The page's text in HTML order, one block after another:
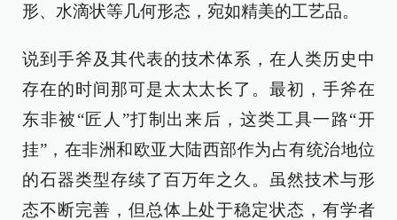
形、水滴状等几何形态，宛如精美的工艺品。
说到手斧及其代表的技术体系，在人类历史中
存在的时间那可是太太太长了。最初，手斧在
东非被“匠人”打制出来后，这类工具一路“开
挂”，在非洲和欧亚大陆西部作为占有统治地位
的石器类型存续了百万年之久。虽然技术与形
态不断完善，但总体上处于稳定状态，有学者